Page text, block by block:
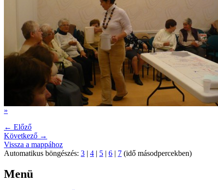
»
← Előző
Következő →
Vissza a mappához
Automatikus böngészés: 3 | 4 | 5 | 6 | 7 (idő másodpercekben)
Menü